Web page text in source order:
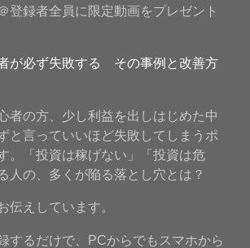
登録者全員に限定動画をプレゼント
者が必ず失敗する その事例と改善方
者の方、少し利益を出しはじめた中
と言っていいほど失敗してしまうポ
。「投資は稼げない」「投資は危
人の、多くが陥る落とし穴とは？
伝えしています。
するだけで、PCからでもスマホから